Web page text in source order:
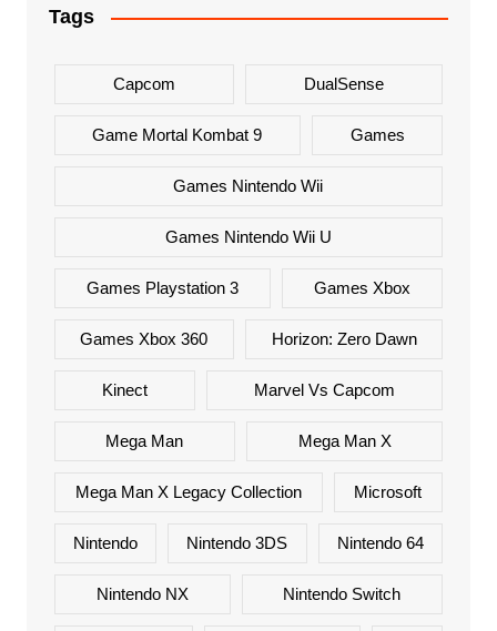
Tags
Capcom DualSense
Game Mortal Kombat 9 Games
Games Nintendo Wii
Games Nintendo Wii U
Games Playstation 3 Games Xbox
Games Xbox 360 Horizon: Zero Dawn
Kinect Marvel Vs Capcom
Mega Man Mega Man X
Mega Man X Legacy Collection Microsoft
Nintendo Nintendo 3DS Nintendo 64
Nintendo NX Nintendo Switch